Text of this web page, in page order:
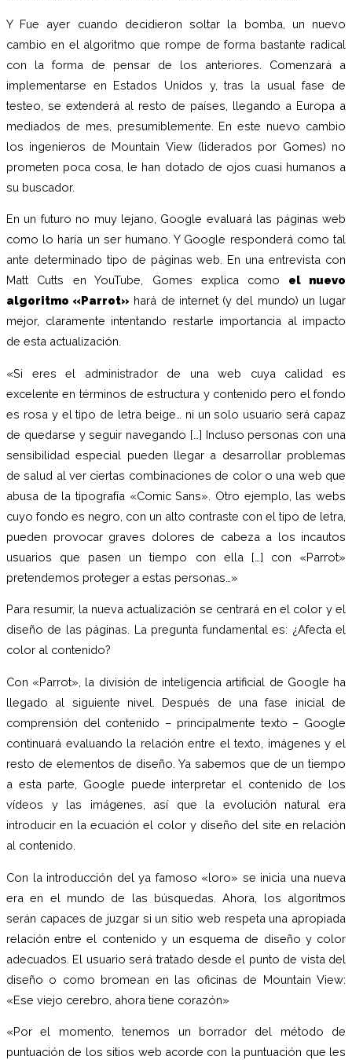
Y Fue ayer cuando decidieron soltar la bomba, un nuevo
cambio en el algoritmo que rompe de forma bastante radical
con la forma de pensar de los anteriores. Comenzará a
implementarse en Estados Unidos y, tras la usual fase de
testeo, se extenderá al resto de países, llegando a Europa a
mediados de mes, presumiblemente. En este nuevo cambio
los ingenieros de Mountain View (liderados por Gomes) no
prometen poca cosa, le han dotado de ojos cuasi humanos a
su buscador.
En un futuro no muy lejano, Google evaluará las páginas web
como lo haría un ser humano. Y Google responderá como tal
ante determinado tipo de páginas web. En una entrevista con
Matt Cutts en YouTube, Gomes explica como el nuevo
algoritmo «Parrot» hará de internet (y del mundo) un lugar
mejor, claramente intentando restarle importancia al impacto
de esta actualización.
«Si eres el administrador de una web cuya calidad es
excelente en términos de estructura y contenido pero el fondo
es rosa y el tipo de letra beige… ni un solo usuario será capaz
de quedarse y seguir navegando […] Incluso personas con una
sensibilidad especial pueden llegar a desarrollar problemas
de salud al ver ciertas combinaciones de color o una web que
abusa de la tipografía «Comic Sans». Otro ejemplo, las webs
cuyo fondo es negro, con un alto contraste con el tipo de letra,
pueden provocar graves dolores de cabeza a los incautos
usuarios que pasen un tiempo con ella […] con «Parrot»
pretendemos proteger a estas personas…»
Para resumir, la nueva actualización se centrará en el color y el
diseño de las páginas. La pregunta fundamental es: ¿Afecta el
color al contenido?
Con «Parrot», la división de inteligencia artificial de Google ha
llegado al siguiente nivel. Después de una fase inicial de
comprensión del contenido – principalmente texto – Google
continuará evaluando la relación entre el texto, imágenes y el
resto de elementos de diseño. Ya sabemos que de un tiempo
a esta parte, Google puede interpretar el contenido de los
vídeos y las imágenes, así que la evolución natural era
introducir en la ecuación el color y diseño del site en relación
al contenido.
Con la introducción del ya famoso «loro» se inicia una nueva
era en el mundo de las búsquedas. Ahora, los algoritmos
serán capaces de juzgar si un sitio web respeta una apropiada
relación entre el contenido y un esquema de diseño y color
adecuados. El usuario será tratado desde el punto de vista del
diseño o como bromean en las oficinas de Mountain View:
«Ese viejo cerebro, ahora tiene corazón»
«Por el momento, tenemos un borrador del método de
puntuación de los sitios web acorde con la puntuación que les